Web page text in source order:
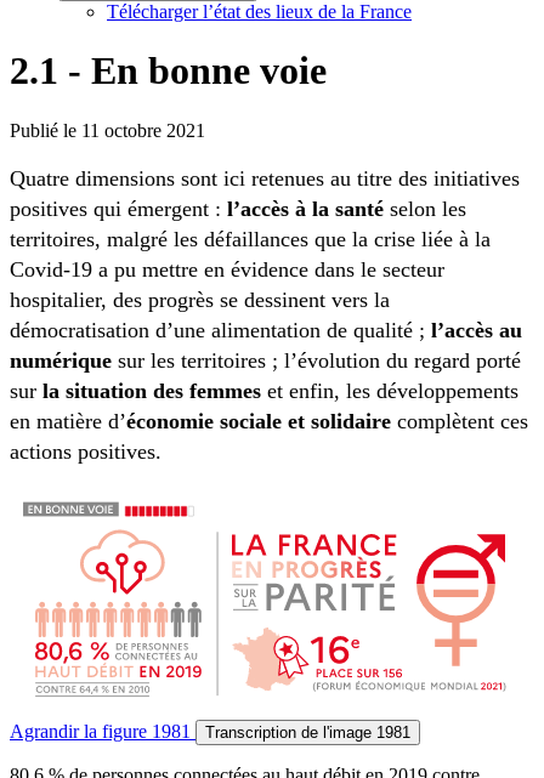
Télécharger l’état des lieux de la France
2.1 - En bonne voie
Publié le 11 octobre 2021
Quatre dimensions sont ici retenues au titre des initiatives
positives qui émergent : l’accès à la santé selon les
territoires, malgré les défaillances que la crise liée à la
Covid-19 a pu mettre en évidence dans le secteur
hospitalier, des progrès se dessinent vers la
démocratisation d’une alimentation de qualité ; l’accès au
numérique sur les territoires ; l’évolution du regard porté
sur la situation des femmes et enfin, les développements
en matière d’économie sociale et solidaire complètent ces
actions positives.
Agrandirla figure 1981 Transcription de l'image 1981